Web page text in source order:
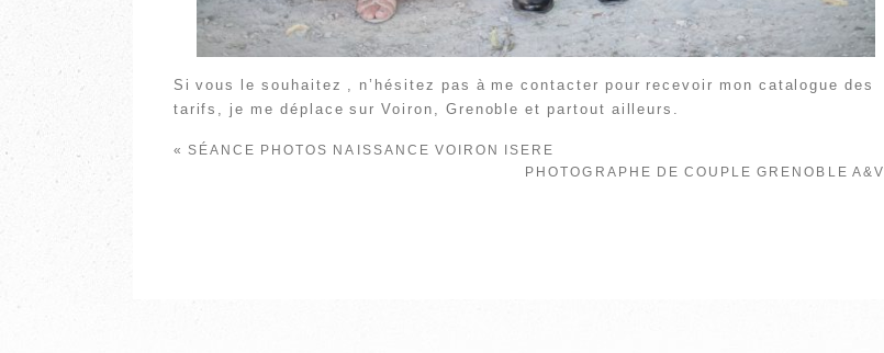
Si vous le souhaitez , n’hésitez pas à me contacter pour recevoir mon catalogue des
tarifs, je me déplace sur Voiron, Grenoble et partout ailleurs.
« SÉANCE PHOTOS NAISSANCE VOIRON ISERE
PHOTOGRAPHE DE COUPLE GRENOBLE A&V